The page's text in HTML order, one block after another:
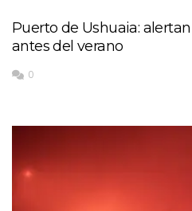
Puerto de Ushuaia:
antes del verano
0